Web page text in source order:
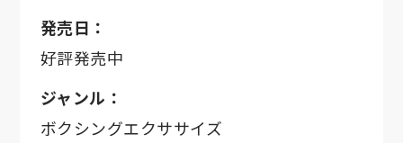
発売日：
好評発売中
ジャンル：
ボクシングエクササイズ